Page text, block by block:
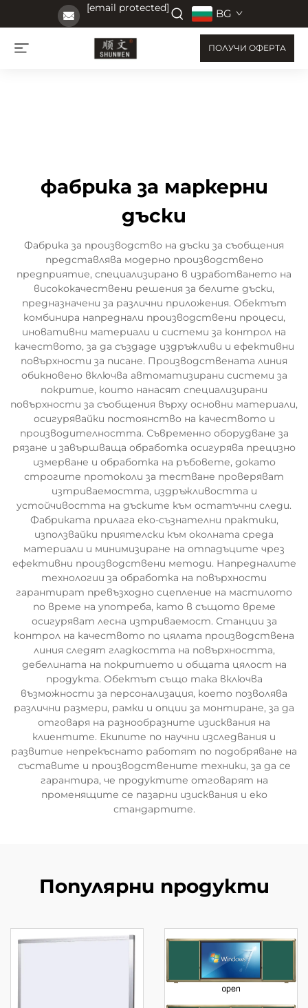
[email protected] BG
ПОЛУЧИ ОФЕРТА
фабрика за маркерни
дъски
Фабрика за производство на дъски за съобщения
представлява модерно производствено
предприятие, специализирано в изработването на
висококачествени решения за белите дъски,
предназначени за различни приложения. Обектът
комбинира напреднали производствени процеси,
иновативни материали и системи за контрол на
качеството, за да създаде издръжливи и ефективни
повърхности за писане. Производствената линия
обикновено включва автоматизирани системи за
покритие, които нанасят специализирани
повърхности за съобщения върху основни материали,
осигурявайки постоянство на качеството и
производителността. Съвременно оборудване за
рязане и завършваща обработка осигурява прецизно
измерване и обработка на ръбовете, докато
строгите протоколи за тестване проверяват
изтриваемостта, издръжливостта и
устойчивостта на дъските към остатъчни следи.
Фабриката прилага еко-съзнателни практики,
използвайки приятелски към околната среда
материали и минимизиране на отпадъците чрез
ефективни производствени методи. Напредналите
технологии за обработка на повърхности
гарантират превъзходно сцепление на мастилото
по време на употреба, като в същото време
осигуряват лесна изтриваемост. Станции за
контрол на качеството по цялата производствена
линия следят гладкостта на повърхността,
дебелината на покритието и общата цялост на
продукта. Обектът също така включва
възможности за персонализация, което позволява
различни размери, рамки и опции за монтиране, за да
отговаря на разнообразните изисквания на
клиентите. Екипите по научни изследвания и
развитие непрекъснато работят по подобряване на
съставите и производствените техники, за да се
гарантира, че продуктите отговарят на
променящите се пазарни изисквания и еко
стандартите.
Популярни продукти